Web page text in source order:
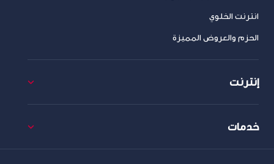
انترنت الخلوي
الحزم والعروض المميزة
إنترنت
خدمات